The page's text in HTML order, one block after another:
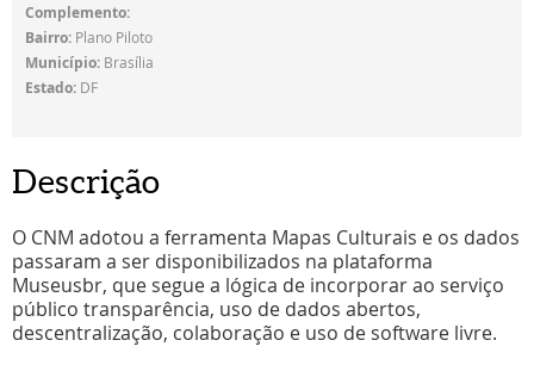
Complemento:
Bairro: Plano Piloto
Município: Brasília
Estado: DF
Descrição
O CNM adotou a ferramenta Mapas Culturais e os dados
passaram a ser disponibilizados na plataforma
Museusbr, que segue a lógica de incorporar ao serviço
público transparência, uso de dados abertos,
descentralização, colaboração e uso de software livre.